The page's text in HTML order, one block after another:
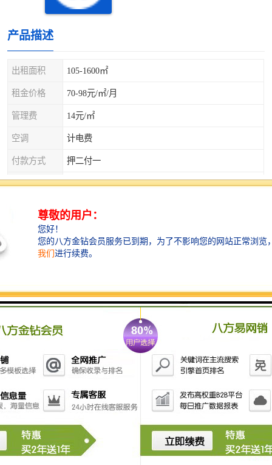
产品描述
出租面积 105-1600㎡
租金价格 70-98元/㎡/月
管理费 14元/㎡
空调 计电费
付款方式 押二付一
免租期 面议
赛百诺大厦-全球租赁
深圳赛百诺大厦
科技中一路与高新中一道交汇处东南侧，总
餐饮、办公为一体的顶.级商务办公楼。
深圳赛百诺大厦在建造时，注重建筑的经济
性，将土地价值利用合理，并创造更多的附
加值，采用绿色生态设计，致力于打造具
有"高端、低碳、环保、生态"特色的国际化
创业+电商+直播，合适到量定
出租面积：105-1600㎡
出租价格：70-98元/㎡/月
宝安西乡
龙华观澜